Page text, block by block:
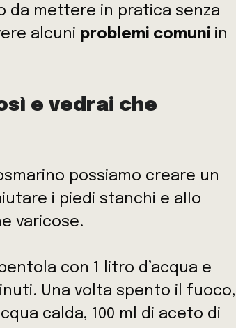
da mettere in pratica senza
alcuni problemi comuni in
e vedrai che
possiamo creare un
i piedi stanchi e allo
varicose.
con 1 litro d’acqua e
Una volta spento il fuoco,
calda, 100 ml di aceto di